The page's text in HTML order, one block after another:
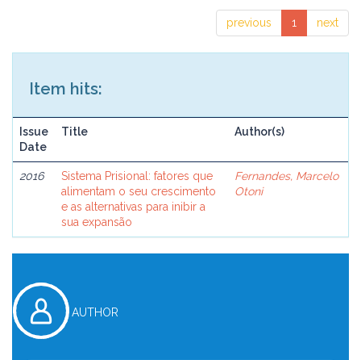
previous 1 next
Item hits:
Issue
Date
Title Author(s)
2016
Sistema Prisional: fatores que
alimentam o seu crescimento
e as alternativas para inibir a
sua expansão
Fernandes, Marcelo
Otoni
AUTHOR